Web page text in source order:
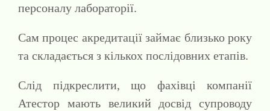
персоналу лабораторії.
Сам процес акредитації займає близько року
та складається з кількох послідовних етапів.
Слід підкреслити, що фахівці компанії
Атестор мають великий досвід супроводу